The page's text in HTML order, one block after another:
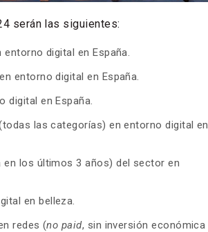
serán las siguientes:
digital en España.
entorno digital en España.
digital en España.
las categorías) en entorno digital en
los últimos 3 años) del sector en
en belleza.
redes (no paid, sin inversión económica